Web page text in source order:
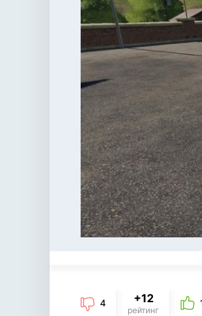
4 +12
рейтинг